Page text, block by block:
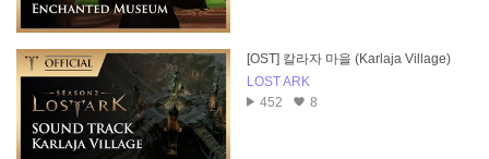
[OST] 칼라자 마을 (Karlaja Village)
LOST ARK
452
8